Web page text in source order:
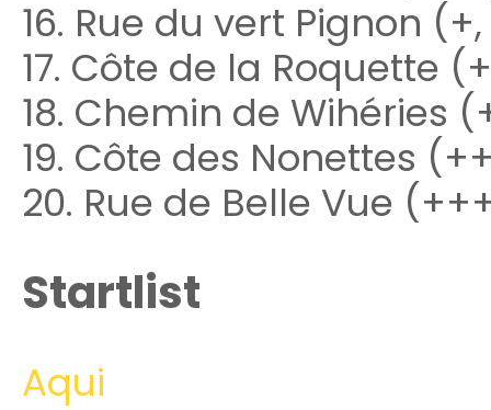
16. Rue du vert Pignon (+,
17. Côte de la Roquette
18. Chemin de Wihéries
19. Côte des Nonettes
20. Rue de Belle Vue
Startlist
Aqui